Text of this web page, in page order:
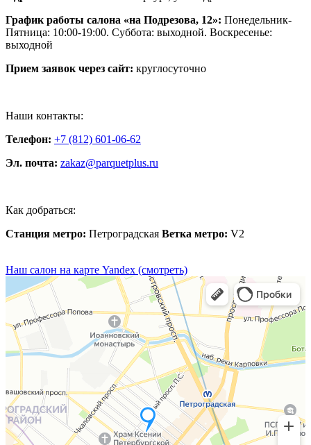
График работы салона «на Подрезова, 12»: Понедельник-
Пятница: 10:00-19:00. Суббота: выходной. Воскресенье:
выходной
Прием заявок через сайт: круглосуточно
Наши контакты:
Телефон: +7 (812) 601-06-62
Эл. почта: zakaz@parquetplus.ru
Как добраться:
Станция метро: Петроградская Ветка метро: V2
Наш салон на карте Yandex (смотреть)